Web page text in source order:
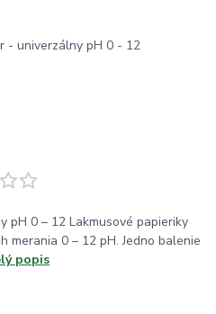
pH 0 – 12 Lakmusové papieriky
merania 0 – 12 pH. Jedno balenie
popis